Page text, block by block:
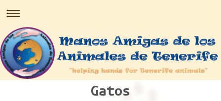
Gatos